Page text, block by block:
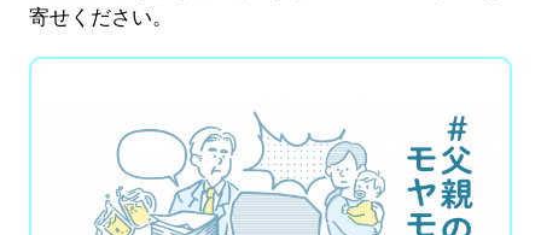
寄せください。